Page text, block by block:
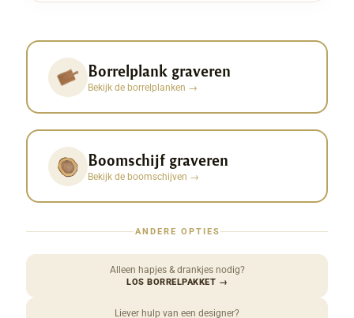
Borrelplank graveren
Bekijk de borrelplanken →
Boomschijf graveren
Bekijk de boomschijven →
ANDERE OPTIES
Alleen hapjes & drankjes nodig?
LOS BORRELPAKKET →
Liever hulp van een designer?